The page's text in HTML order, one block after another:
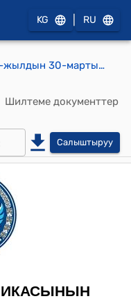
KG RU
КР Өкмөтүнүн 2015-жылдын 30-мартындагы № 134-б (Кыргыз Республикасында жаратылыш ресурстарынын өздөштүрүлүшүн башкарууну чьндоо жана улуттук бакубаттыкты жогорулатуу долбоору боюнча Кыргыз Республикасынын Өкмөтунө караштуу Геология жана минералдык ресурстар боюнча мамлекеттик агенттик менен Финляндиянын Геология кызматынын ортосундагы Өз ара түшүнүшүү жөнүндө меморандумдун долбооруна макулдук берилиши жөнүндө) буйругу
Шилтеме документтер
Салыштыруу